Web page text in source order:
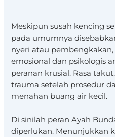
Meskipun susah kencing
pada umumnya
nyeri atau
emosional dan psikologis
peranan krusial. Rasa
trauma setelah prosedur
menahan buang air kecil.
Di sinilah peran Ayah
diperlukan. Menunjukkan